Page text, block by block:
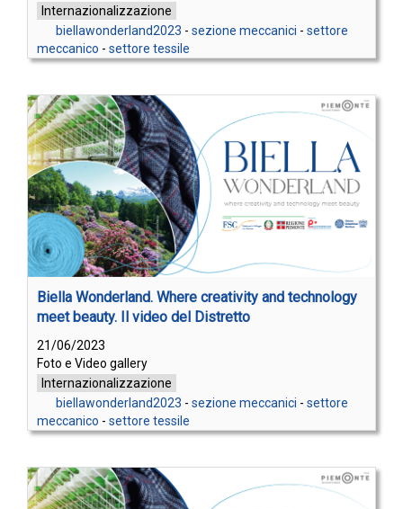
Internazionalizzazione
biellawonderland2023 - sezione meccanici - settore
meccanico - settore tessile
Biella Wonderland. Where creativity and technology
meet beauty. Il video del Distretto
21/06/2023
Foto e Video gallery
Internazionalizzazione
biellawonderland2023 - sezione meccanici - settore
meccanico - settore tessile